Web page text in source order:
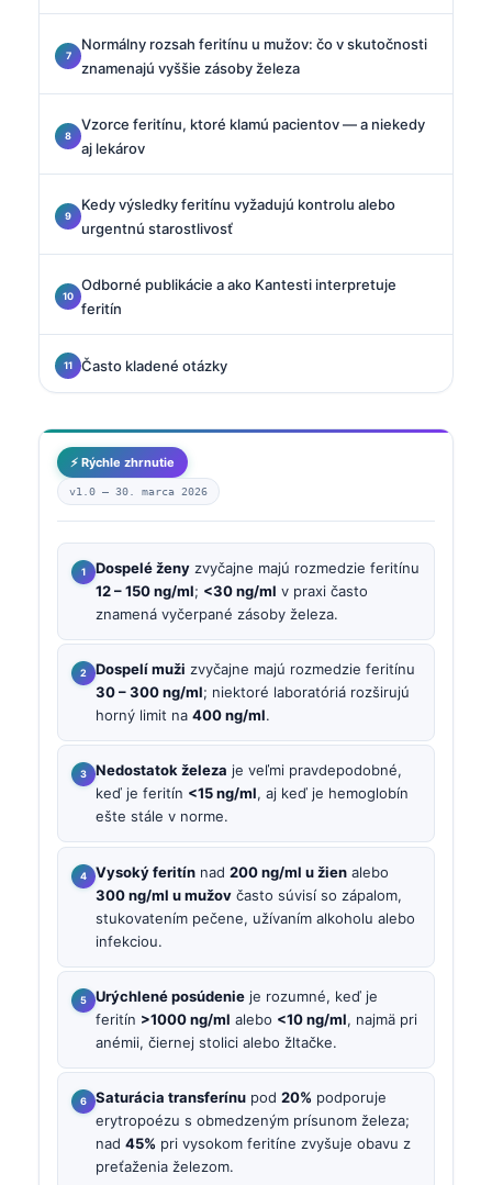
Normálny rozsah feritínu u mužov: čo v skutočnosti
znamenajú vyššie zásoby železa
Vzorce feritínu, ktoré klamú pacientov — a niekedy
aj lekárov
Kedy výsledky feritínu vyžadujú kontrolu alebo
urgentnú starostlivosť
Odborné publikácie a ako Kantesti interpretuje
feritín
Často kladené otázky
⚡ Rýchle zhrnutie
v1.0 — 30. marca 2026
Dospelé ženy zvyčajne majú rozmedzie feritínu
12 – 150 ng/ml; <30 ng/ml v praxi často
znamená vyčerpané zásoby železa.
Dospelí muži zvyčajne majú rozmedzie feritínu
30 – 300 ng/ml; niektoré laboratóriá rozširujú
horný limit na 400 ng/ml.
Nedostatok železa je veľmi pravdepodobné,
keď je feritín <15 ng/ml, aj keď je hemoglobín
ešte stále v norme.
Vysoký feritín nad 200 ng/ml u žien alebo
300 ng/ml u mužov často súvisí so zápalom,
stukovatením pečene, užívaním alkoholu alebo
infekciou.
Urýchlené posúdenie je rozumné, keď je
feritín >1000 ng/ml alebo <10 ng/ml, najmä pri
anémii, čiernej stolici alebo žltačke.
Saturácia transferínu pod 20% podporuje
erytropoézu s obmedzeným prísunom železa;
nad 45% pri vysokom feritíne zvyšuje obavu z
preťaženia železom.